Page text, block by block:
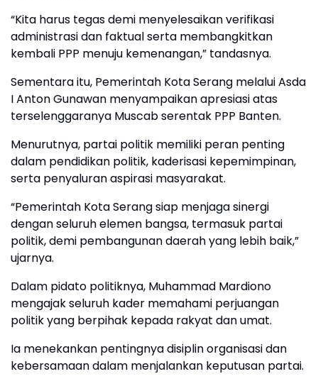
“Kita harus tegas demi menyelesaikan verifikasi
administrasi dan faktual serta membangkitkan
kembali PPP menuju kemenangan,” tandasnya.
Sementara itu, Pemerintah Kota Serang melalui Asda
I Anton Gunawan menyampaikan apresiasi atas
terselenggaranya Muscab serentak PPP Banten.
Menurutnya, partai politik memiliki peran penting
dalam pendidikan politik, kaderisasi kepemimpinan,
serta penyaluran aspirasi masyarakat.
“Pemerintah Kota Serang siap menjaga sinergi
dengan seluruh elemen bangsa, termasuk partai
politik, demi pembangunan daerah yang lebih baik,”
ujarnya.
Dalam pidato politiknya, Muhammad Mardiono
mengajak seluruh kader memahami perjuangan
politik yang berpihak kepada rakyat dan umat.
Ia menekankan pentingnya disiplin organisasi dan
kebersamaan dalam menjalankan keputusan partai.